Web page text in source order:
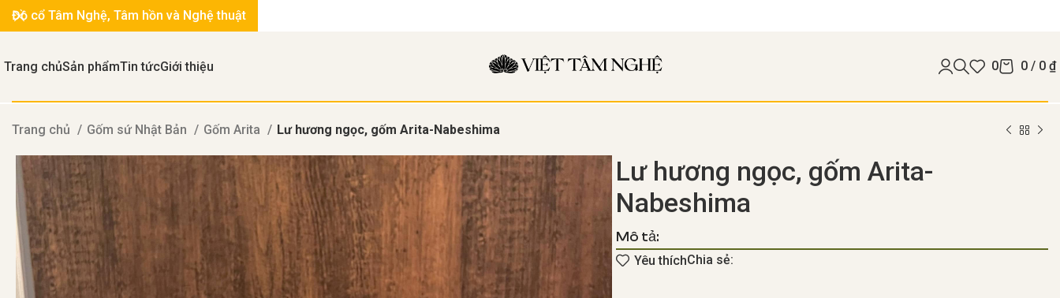
Trang chủSản phẩmTin tứcGiới thiệu 0 0 / 0 ₫
Trang chủ Gốm sứ Nhật Bản Gốm Arita Lư hương ngọc, gốm Arita-Nabeshima
Lư hương ngọc, gốm Arita-
Nabeshima
Mô tả:
Yêu thíchChia sẻ:
Đồ cổ Tâm Nghệ, Tâm hồn và Nghệ thuật